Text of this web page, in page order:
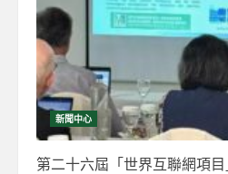
新聞中心
第二十六屆「世界互聯網項